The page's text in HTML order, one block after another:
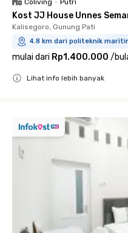
Kost JJ House Unnes
Kalisegoro, Gunung Pati
4.8 km dari politeknik
mulai dari Rp1.400.000 /
Lihat info lebih banyak